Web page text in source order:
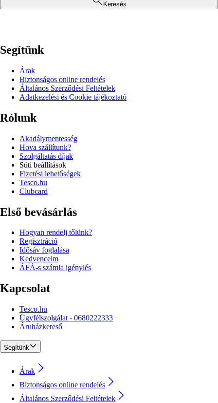
Keresés
Segítünk
Árak
Biztonságos online rendelés
Általános Szerződési Feltételek
Adatkezelési és Cookie tájékoztató
Rólunk
Akadálymentesség
Hova szállítunk?
Szolgáltatás díjak
Süti beállítások
Fizetési lehetőségek
Tesco.hu
Clubcard
Első bevásárlás
Hogyan rendelj tőlünk?
Regisztráció
Idősáv foglalása
Kedvenceim
ÁFÁ-s számla igénylés
Kapcsolat
Tesco.hu
Ügyfélszolgálat - 0680222333
Áruházkereső
Segítünk
Árak
Biztonságos online rendelés
Általános Szerződési Feltételek